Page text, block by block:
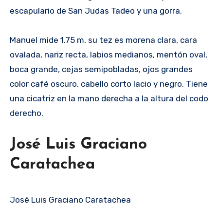
escapulario de San Judas Tadeo y una gorra.
Manuel mide 1.75 m, su tez es morena clara, cara
ovalada, nariz recta, labios medianos, mentón oval,
boca grande, cejas semipobladas, ojos grandes
color café oscuro, cabello corto lacio y negro. Tiene
una cicatriz en la mano derecha a la altura del codo
derecho.
José Luis Graciano
Caratachea
José Luis Graciano Caratachea